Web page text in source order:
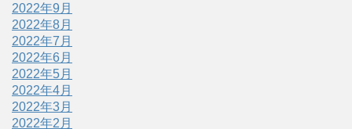
2022年9月
2022年8月
2022年7月
2022年6月
2022年5月
2022年4月
2022年3月
2022年2月